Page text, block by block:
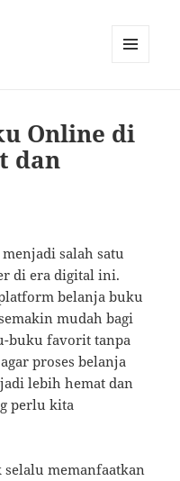
Online di
dan
salah satu
di era digital ini.
belanja buku
mudah bagi
buku favorit tanpa
proses belanja
lebih hemat dan
perlu kita
selalu memanfaatkan